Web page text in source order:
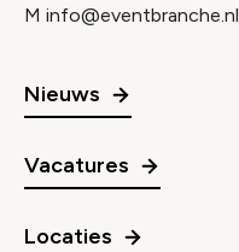
M info@eventbranche.nl
Nieuws
Vacatures
Locaties